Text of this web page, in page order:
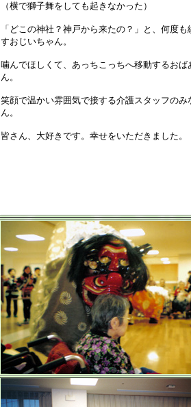
（横で獅子舞をしても起きなかった）
「どこの神社？神戸から来たの？」と、何度も
すおじいちゃん。
噛んでほしくて、あっちこっちへ移動するおば
ん。
笑顔で温かい雰囲気で接する介護スタッフのみ
ん。
皆さん、大好きです。幸せをいただきました。